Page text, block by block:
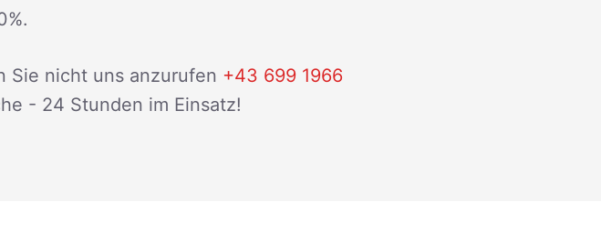
Sie nicht uns anzurufen +43 699 1966
- 24 Stunden im Einsatz!